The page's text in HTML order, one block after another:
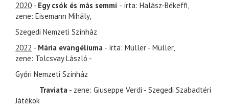
2020 - Egy csók és más semmi - írta: Halász-Békeffi,
zene: Eisemann Mihály,
Szegedi Nemzeti Színház
2022 - Mária evangéliuma - írta: Müller - Müller,
zene: Tolcsvay László -
Győri Nemzeti Színház
Traviata - zene: Giuseppe Verdi - Szegedi Szabadtéri
Játékok